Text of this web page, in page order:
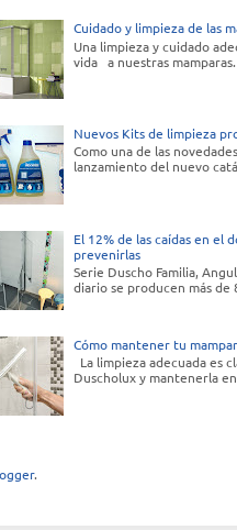
Cuidado y limpieza de las
Una limpieza y cuidado
vida a nuestras
Nuevos Kits de limpieza
Como una de las
lanzamiento del nuevo
El 12% de las caídas en el
prevenirlas
Serie Duscho Familia,
diario se producen más
Cómo mantener tu
La limpieza adecuada es
Duscholux y mantenerla
.